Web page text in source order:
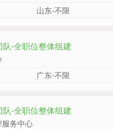
山东-不限
-全职位整体组建
广东-不限
-全职位整体组建
务中心